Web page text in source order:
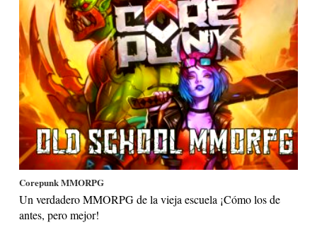
Corepunk MMORPG
Un verdadero MMORPG de la vieja escuela ¡Cómo los de
antes, pero mejor!